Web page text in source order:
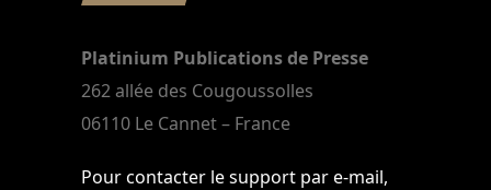
Platinium Publications de Presse
262 allée des Cougoussolles
06110 Le Cannet – France
Pour contacter le support par e-mail,